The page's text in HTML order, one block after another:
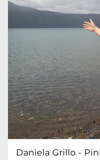
Daniela Grillo -